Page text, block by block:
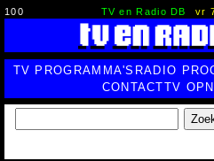
100 TV en Radio DB vr
TV PROGRAMMA'S RADIO
CONTACTTV